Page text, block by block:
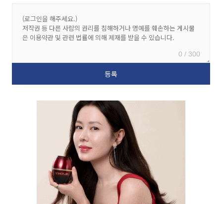
0 / 300